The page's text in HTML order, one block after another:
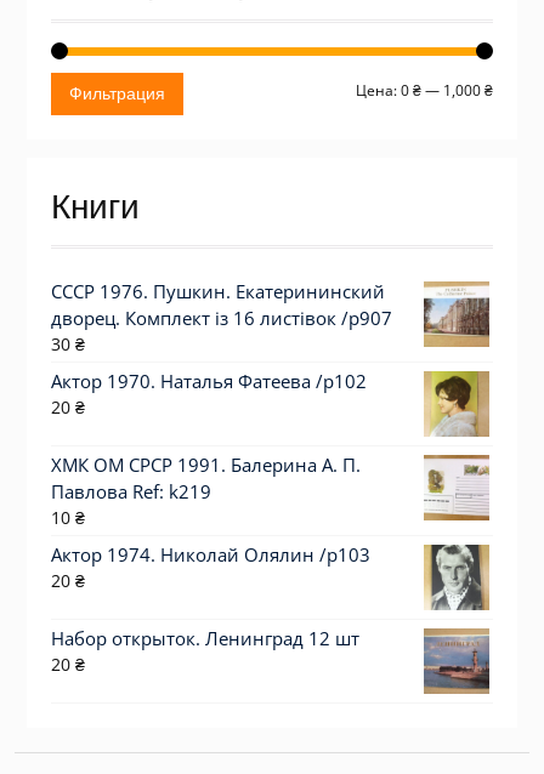
Фильтрация Цена:0 ₴— 1,000 ₴
Книги
СССР 1976. Пушкин. Екатерининский
дворец. Комплект із 16 листівок /р907
30 ₴
Актор 1970. Наталья Фатеева /p102
20 ₴
ХМК ОМ СРСР 1991. Балерина А. П.
Павлова Ref: k219
10 ₴
Актор 1974. Николай Олялин /p103
20 ₴
Набор открыток. Ленинград 12 шт
20 ₴